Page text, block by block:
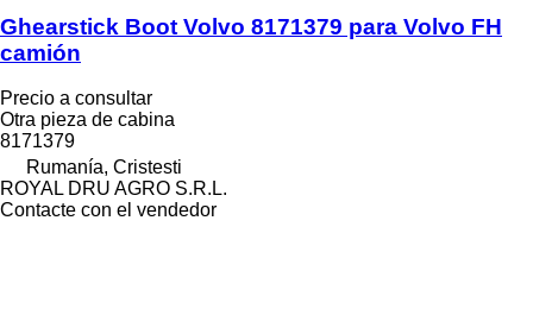
Ghearstick Boot Volvo 8171379 para Volvo FH
camión
Precio a consultar
Otra pieza de cabina
8171379
Rumanía, Cristesti
ROYAL DRU AGRO S.R.L.
Contacte con el vendedor